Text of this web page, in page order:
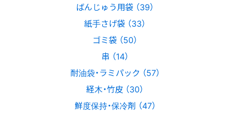
ばんじゅう用袋 （39）
紙手さげ袋 （33）
ゴミ袋 （50）
串 （14）
耐油袋・ラミパック （57）
経木・竹皮 （30）
鮮度保持・保冷剤 （47）